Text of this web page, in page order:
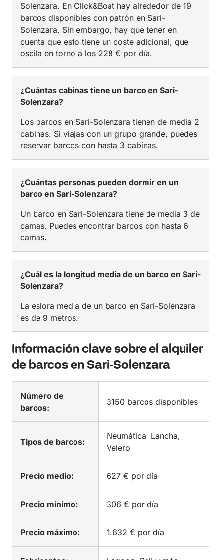
Solenzara. En Click&Boat hay alrededor de 19
barcos disponibles con patrón en Sari-
Solenzara. Sin embargo, hay que tener en
cuenta que esto tiene un coste adicional, que
oscila en torno a los 228 € por día.
¿Cuántas cabinas tiene un barco en Sari-
Solenzara?
Los barcos en Sari-Solenzara tienen de media 2
cabinas. Si viajas con un grupo grande, puedes
reservar barcos con hasta 3 cabinas.
¿Cuántas personas pueden dormir en un
barco en Sari-Solenzara?
Un barco en Sari-Solenzara tiene de media 3 de
camas. Puedes encontrar barcos con hasta 6
camas.
¿Cuál es la longitud media de un barco en Sari-
Solenzara?
La eslora media de un barco en Sari-Solenzara
es de 9 metros.
Información clave sobre el alquiler
de barcos en Sari-Solenzara
Número de
barcos:
3150 barcos disponibles
Tipos de barcos:
Neumática, Lancha,
Velero
Precio medio: 627 € por día
Precio mínimo: 306 € por día
Precio máximo: 1.632 € por día